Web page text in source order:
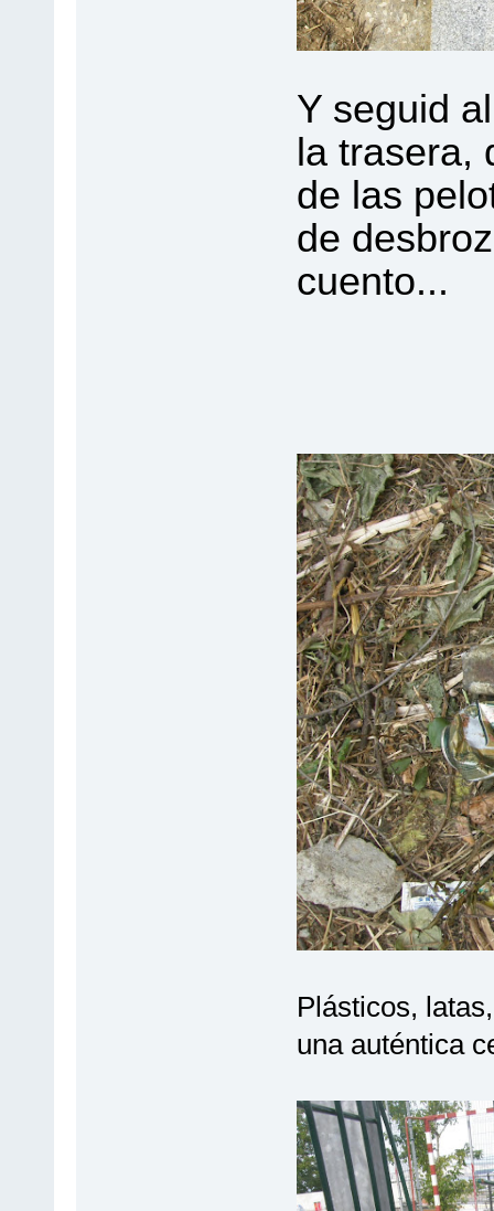
Y seguid
la trasera,
de las
de
cuento...
Plásticos,
una auténtica